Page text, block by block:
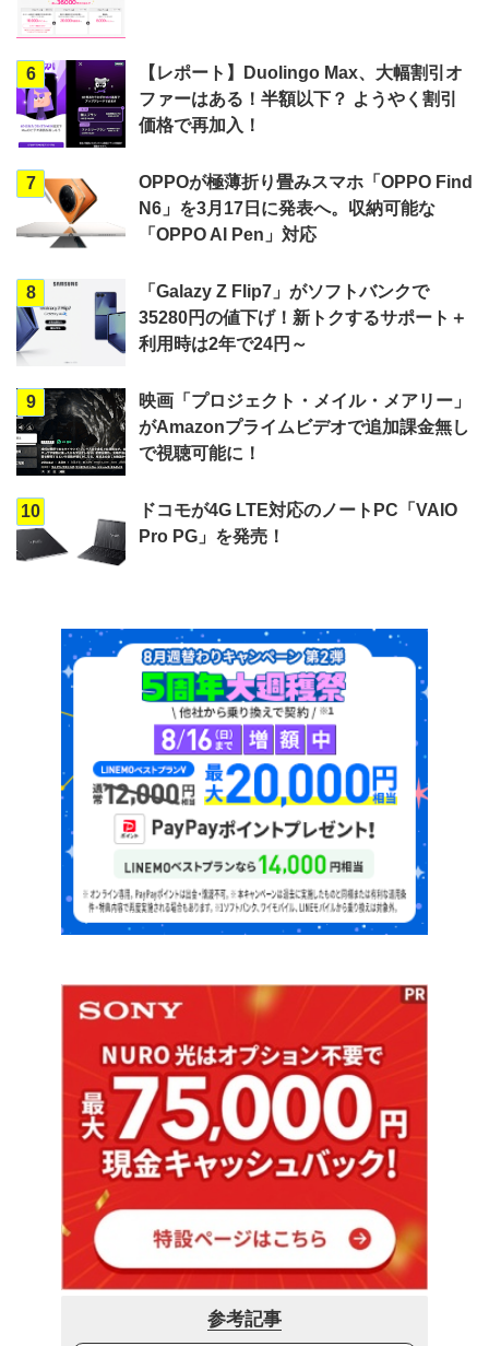
6
【レポート】Duolingo Max、大幅割引オ
ファーはある！半額以下？ ようやく割引
価格で再加入！
7
OPPOが極薄折り畳みスマホ「OPPO Find
N6」を3月17日に発表へ。収納可能な
「OPPO AI Pen」対応
8
「Galazy Z Flip7」がソフトバンクで
35280円の値下げ！新トクするサポート＋
利用時は2年で24円～
9
映画「プロジェクト・メイル・メアリー」
がAmazonプライムビデオで追加課金無し
で視聴可能に！
10
ドコモが4G LTE対応のノートPC「VAIO
Pro PG」を発売！
参考記事